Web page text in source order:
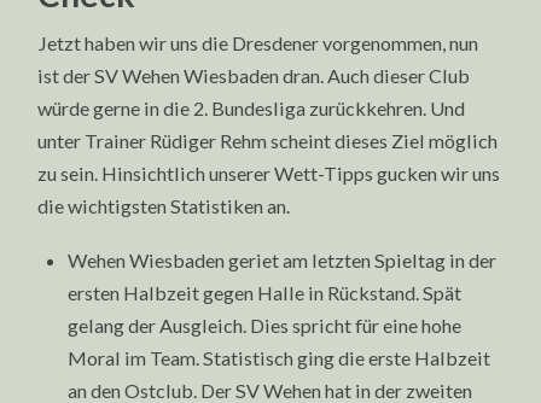
Jetzt haben wir uns die Dresdener vorgenommen, nun
ist der SV Wehen Wiesbaden dran. Auch dieser Club
würde gerne in die 2. Bundesliga zurückkehren. Und
unter Trainer Rüdiger Rehm scheint dieses Ziel möglich
zu sein. Hinsichtlich unserer Wett-Tipps gucken wir uns
die wichtigsten Statistiken an.
Wehen Wiesbaden geriet am letzten Spieltag in der
ersten Halbzeit gegen Halle in Rückstand. Spät
gelang der Ausgleich. Dies spricht für eine hohe
Moral im Team. Statistisch ging die erste Halbzeit
an den Ostclub. Der SV Wehen hat in der zweiten